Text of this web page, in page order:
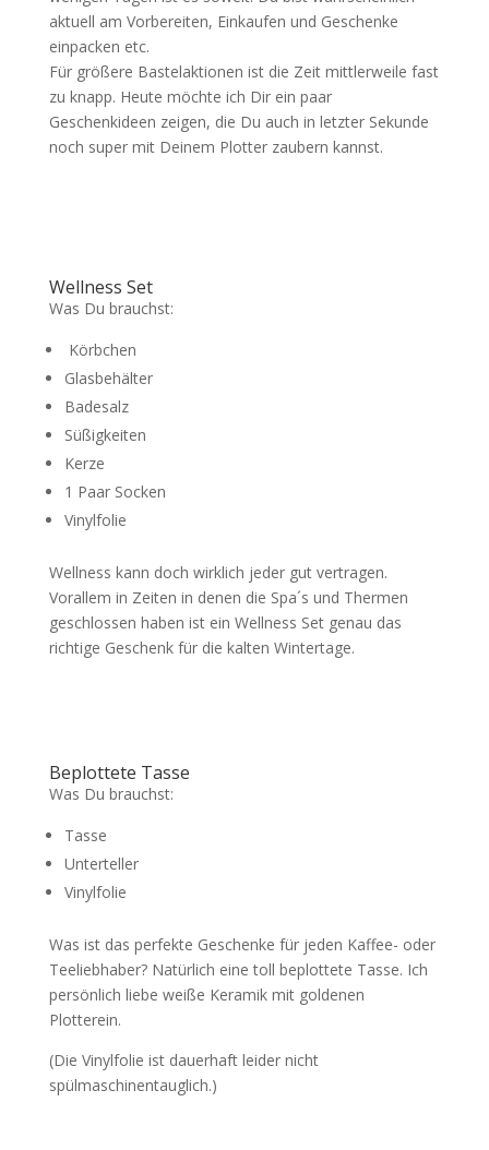
aktuell am Vorbereiten, Einkaufen und Geschenke
einpacken etc.
Für größere Bastelaktionen ist die Zeit mittlerweile fast
zu knapp. Heute möchte ich Dir ein paar
Geschenkideen zeigen, die Du auch in letzter Sekunde
noch super mit Deinem Plotter zaubern kannst.
Wellness Set
Was Du brauchst:
Körbchen
Glasbehälter
Badesalz
Süßigkeiten
Kerze
1 Paar Socken
Vinylfolie
Wellness kann doch wirklich jeder gut vertragen.
Vorallem in Zeiten in denen die Spa´s und Thermen
geschlossen haben ist ein Wellness Set genau das
richtige Geschenk für die kalten Wintertage.
Beplottete Tasse
Was Du brauchst:
Tasse
Unterteller
Vinylfolie
Was ist das perfekte Geschenke für jeden Kaffee- oder
Teeliebhaber? Natürlich eine toll beplottete Tasse. Ich
persönlich liebe weiße Keramik mit goldenen
Plotterein.
(Die Vinylfolie ist dauerhaft leider nicht
spülmaschinentauglich.)